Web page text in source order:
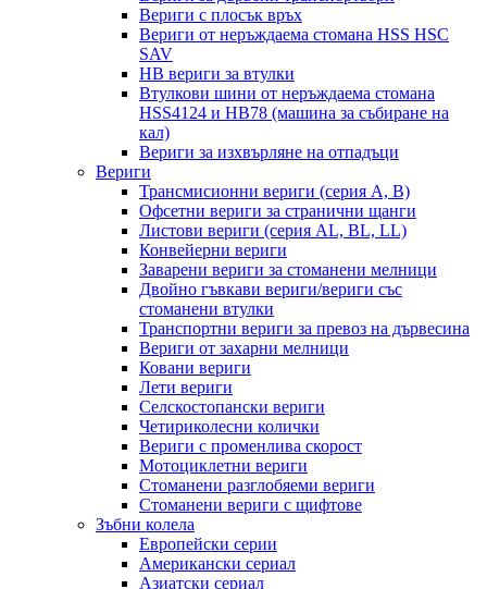
Вериги с плосък връх
Вериги от неръждаема стомана HSS HSC
SAV
HB вериги за втулки
Втулкови шини от неръждаема стомана
HSS4124 и HB78 (машина за събиране на
кал)
Вериги за изхвърляне на отпадъци
Вериги
Трансмисионни вериги (серия A, B)
Офсетни вериги за странични щанги
Листови вериги (серия AL, BL, LL)
Конвейерни вериги
Заварени вериги за стоманени мелници
Двойно гъвкави вериги/вериги със
стоманени втулки
Транспортни вериги за превоз на дървесина
Вериги от захарни мелници
Ковани вериги
Лети вериги
Селскостопански вериги
Четириколесни колички
Вериги с променлива скорост
Мотоциклетни вериги
Стоманени разглобяеми вериги
Стоманени вериги с щифтове
Зъбни колела
Европейски серии
Американски сериал
Азиатски сериал